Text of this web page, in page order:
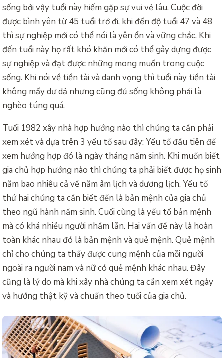
sống bởi vậy tuổi này hiếm gặp sự vui vẻ lâu. Cuộc đời
được bình yên từ 45 tuổi trở đi, khi đến độ tuổi 47 và 48
thì sự nghiệp mới có thể nói là yên ổn và vững chắc. Khi
đến tuổi này họ rất khó khăn mới có thể gây dựng được
sự nghiệp và đạt được những mong muốn trong cuộc
sống. Khi nói về tiền tài và danh vọng thì tuổi này tiền tài
không mấy dư dả nhưng cũng đủ sống không phải là
nghèo túng quá.
Tuổi 1982 xây nhà hợp hướng nào thì chúng ta cần phải
xem xét và dựa trên 3 yếu tố sau đây: Yếu tố đầu tiên để
xem hướng hợp đó là ngày tháng năm sinh. Khi muốn biết
gia chủ hợp hướng nào thì chúng ta phải biết được họ sinh
năm bao nhiêu cả về năm âm lịch và dương lịch. Yếu tố
thứ hai chúng ta cần biết đến là bản mệnh của gia chủ
theo ngũ hành năm sinh. Cuối cùng là yếu tố bản mệnh
mà có khá nhiều người nhầm lẫn. Hai vấn đề này là hoàn
toàn khác nhau đó là bản mệnh và quẻ mệnh. Quẻ mệnh
chỉ cho chúng ta thấy được cung mệnh của mỗi người
ngoài ra người nam và nữ có quẻ mệnh khác nhau. Đây
cũng là lý do mà khi xây nhà chúng ta cần xem xét ngày
và hướng thật kỹ và chuẩn theo tuổi của gia chủ.